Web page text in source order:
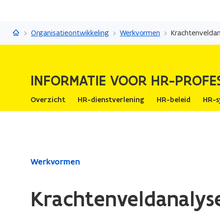
Informatie voor HR-professionals
Organisatieontwikkeling Werkvormen
INFORMATIE VOOR HR-
Overzicht
HR-dienstverlening HR-beleid HR-
GedaanWerkvormen